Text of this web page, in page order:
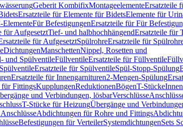
Geberit KombifixMontageelementeErsatzteile
Ersatzteile für Elemente für BidetsElemente für
Für BefestigungenErsatzteile für Für
für AufgesetztTief- und halbhochhängendErsatzteile für
für AufgesetztSpülrohreErsatzteile für
DichtungenManschettenNippel, Rosetten und
und SpülventileFüllventileErsatzteile für Füllventile
SpülventileErsatzteile für SpülventileSpül-Stopp-Spülung
Ersatzteile für Innengarnituren2-Mengen-Spülung
für FittingsKupplungenReduktionenBögenT-Stücke
und Verbindungen, lösbarVerschlüsse
T-Stücke für HeizungÜbergänge und
Abdichtungen für Rohre und Fittings
Befestigungen für VerteilerSystemdichtungenSets